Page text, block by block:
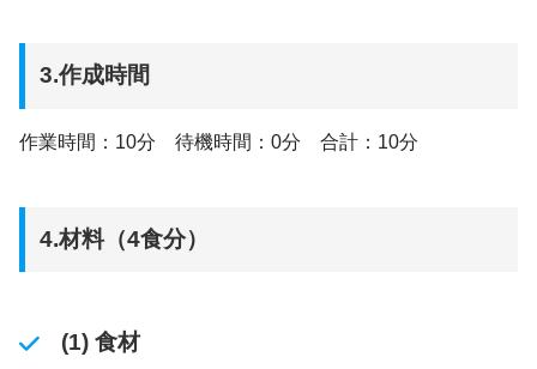
3.作成時間
作業時間：10分 待機時間：0分 合計：10分
4.材料（4食分）
(1) 食材